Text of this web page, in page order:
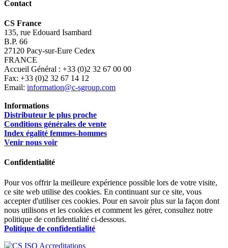
Contact
CS France
135, rue Edouard Isambard
B.P. 66
27120 Pacy-sur-Eure Cedex
FRANCE
Accueil Général : +33 (0)2 32 67 00 00
Fax: +33 (0)2 32 67 14 12
Email: information@c-sgroup.com
Informations
Distributeur le plus proche
Conditions générales de vente
Index égalité femmes-hommes
Venir nous voir
Confidentialité
Pour vos offrir la meilleure expérience possible lors de votre visite,
ce site web utilise des cookies. En continuant sur ce site, vous
accepter d'utiliser ces cookies. Pour en savoir plus sur la façon dont
nous utilisons et les cookies et comment les gérer, consultez notre
politique de confidentialité ci-dessous.
Politique de confidentialité